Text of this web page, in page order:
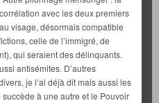
avec les deux premiers
visage, désormais compatible
celle de l’immigré, de
qui seraient des délinquants.
antisémites. D’autres
je l’ai déjà dit mais aussi les
à une autre et le Pouvoir